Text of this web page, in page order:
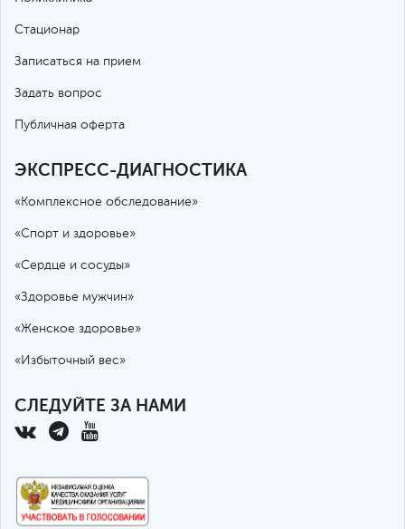
Стационар
Записаться на прием
Задать вопрос
Публичная оферта
ЭКСПРЕСС-ДИАГНОСТИКА
«Комплексное обследование»
«Спорт и здоровье»
«Сердце и сосуды»
«Здоровье мужчин»
«Женское здоровье»
«Избыточный вес»
СЛЕДУЙТЕ ЗА НАМИ